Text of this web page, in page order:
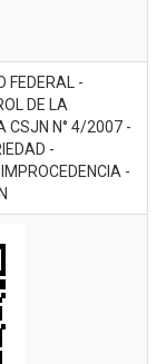
FEDERAL -
DE LA
CSJN N° 4/2007 -
-
-